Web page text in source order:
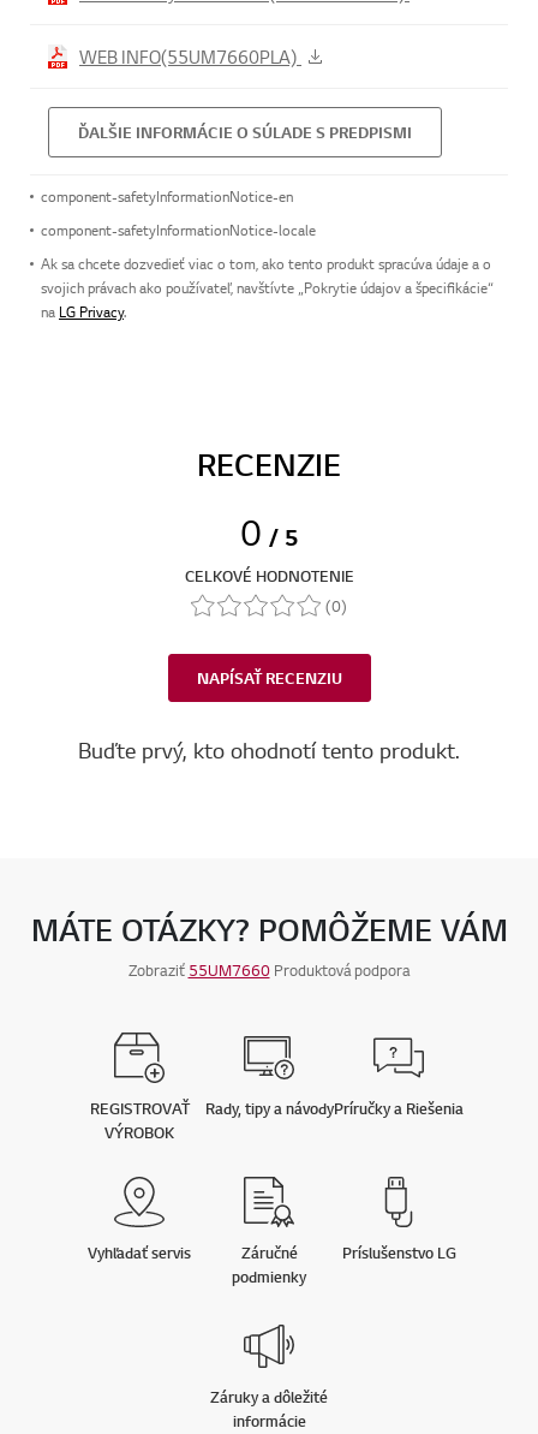
WEB INFO(55UM7660PLA)
ĎALŠIE INFORMÁCIE O SÚLADE S PREDPISMI
component-safetyInformationNotice-en
component-safetyInformationNotice-locale
Ak sa chcete dozvedieť viac o tom, ako tento produkt spracúva údaje a o
svojich právach ako používateľ, navštívte „Pokrytie údajov a špecifikácie“
na LG Privacy.
RECENZIE
0 / 5
CELKOVÉ HODNOTENIE
(0)
NAPÍSAŤ RECENZIU
Buďte prvý, kto ohodnotí tento produkt.
MÁTE OTÁZKY? POMÔŽEME VÁM
Zobraziť 55UM7660Produktová podpora
REGISTROVAŤ
VÝROBOK
Rady, tipy a návodyPríručky a Riešenia
Vyhľadať servis
Záručné
podmienky
Príslušenstvo LG
Záruky a dôležité
informácie